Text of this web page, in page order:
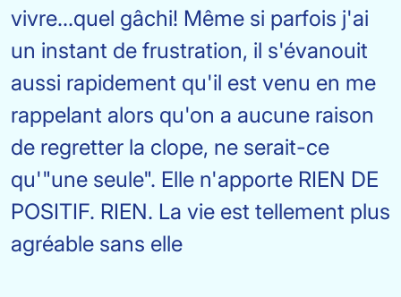
vivre...quel gâchi! Même si parfois j'ai
un instant de frustration, il s'évanouit
aussi rapidement qu'il est venu en me
rappelant alors qu'on a aucune raison
de regretter la clope, ne serait-ce
qu'"une seule". Elle n'apporte RIEN DE
POSITIF. RIEN. La vie est tellement plus
agréable sans elle